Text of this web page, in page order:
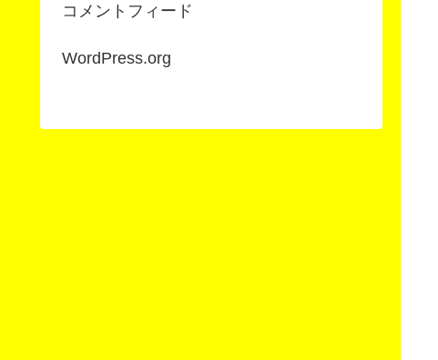
コメントフィード
WordPress.org